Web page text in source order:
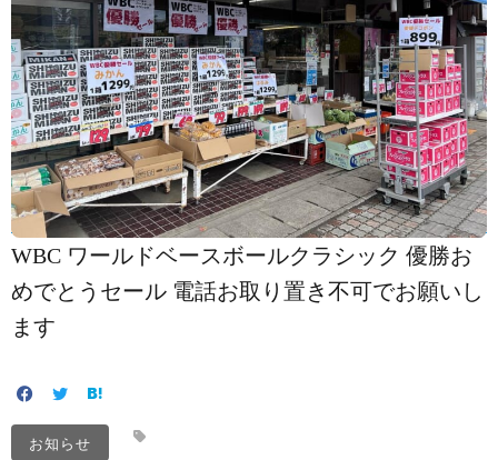
WBC ワールドベースボールクラシック 優勝お
めでとうセール 電話お取り置き不可でお願いし
ます
お知らせ